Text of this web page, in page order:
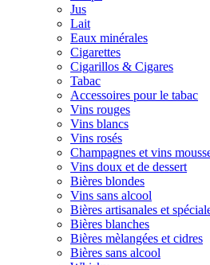
Jus
Lait
Eaux minérales
Cigarettes
Cigarillos & Cigares
Tabac
Accessoires pour le tabac
Vins rouges
Vins blancs
Vins rosés
Champagnes et vins
Vins doux et de dessert
Bières blondes
Vins sans alcool
Bières artisanales et
Bières blanches
Bières mèlangées et cidres
Bières sans alcool